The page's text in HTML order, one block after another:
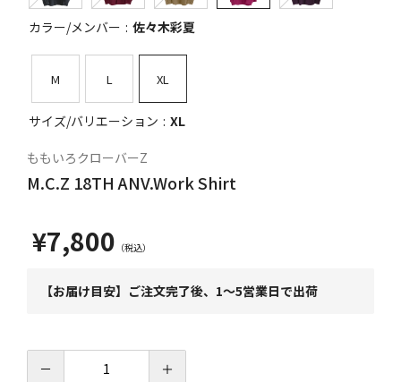
カラー/メンバー 佐々木彩夏
M L XL
サイズ/バリエーション XL
ももいろクローバーZ
M.C.Z 18TH ANV.Work Shirt
¥7,800
【お届け目安】ご注文完了後、1～5営業日で出荷
－ ＋